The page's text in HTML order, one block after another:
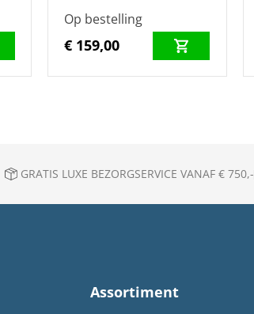
Op bestelling
€ 159,00
GRATIS LUXE BEZORGSERVICE VANAF € 750,-
Assortiment